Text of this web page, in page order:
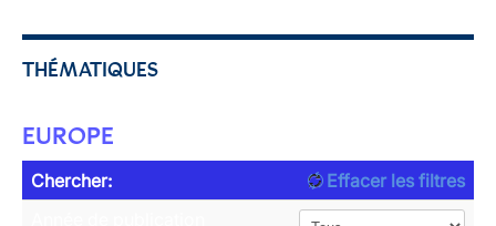
THÉMATIQUES
EUROPE
Chercher:
Effacer les filtres